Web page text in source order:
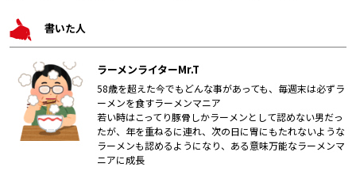
書いた人
ラーメンライターMr.T
58歳を超えた今でもどんな事があっても、毎週末は必ずラ
ーメンを食すラーメンマニア
若い時はこってり豚骨しかラーメンとして認めない男だっ
たが、年を重ねるに連れ、次の日に胃にもたれないような
ラーメンも認めるようになり、ある意味万能なラーメンマ
ニアに成長